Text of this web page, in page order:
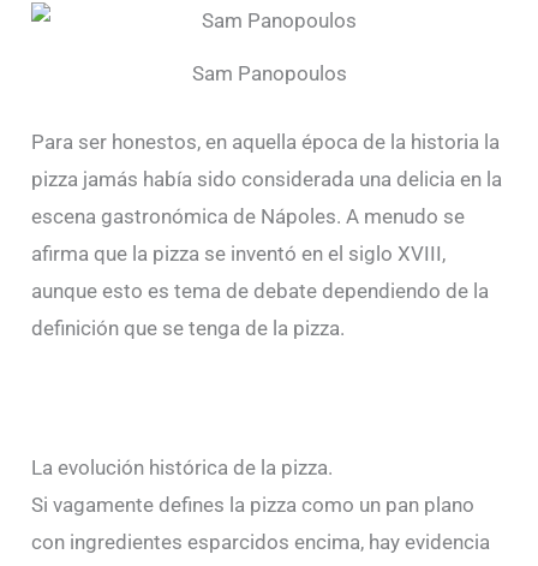
Sam Panopoulos
Para ser honestos, en aquella época de la historia la
pizza jamás había sido considerada una delicia en la
escena gastronómica de Nápoles. A menudo se
afirma que la pizza se inventó en el siglo XVIII,
aunque esto es tema de debate dependiendo de la
definición que se tenga de la pizza.
La evolución histórica de la pizza.
Si vagamente defines la pizza como un pan plano
con ingredientes esparcidos encima, hay evidencia